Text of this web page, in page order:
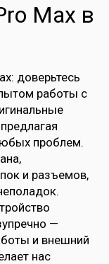
Max в
доверьтесь
работы с
проблем.
и разъемов,
—
и внешний
нас